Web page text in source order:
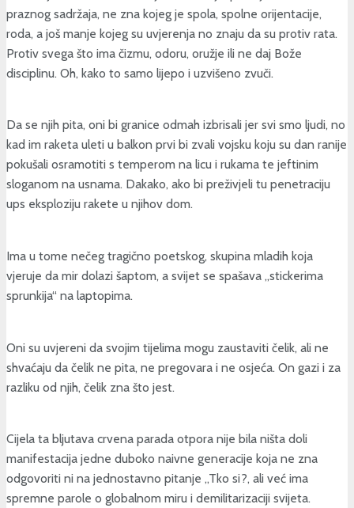
praznog sadržaja, ne zna kojeg je spola, spolne orijentacije,
roda, a još manje kojeg su uvjerenja no znaju da su protiv rata.
Protiv svega što ima čizmu, odoru, oružje ili ne daj Bože
disciplinu. Oh, kako to samo lijepo i uzvišeno zvuči.
Da se njih pita, oni bi granice odmah izbrisali jer svi smo ljudi, no
kad im raketa uleti u balkon prvi bi zvali vojsku koju su dan ranije
pokušali osramotiti s temperom na licu i rukama te jeftinim
sloganom na usnama. Dakako, ako bi preživjeli tu penetraciju
ups eksploziju rakete u njihov dom.
Ima u tome nečeg tragično poetskog, skupina mladih koja
vjeruje da mir dolazi šaptom, a svijet se spašava „stickerima
sprunkija“ na laptopima.
Oni su uvjereni da svojim tijelima mogu zaustaviti čelik, ali ne
shvaćaju da čelik ne pita, ne pregovara i ne osjeća. On gazi i za
razliku od njih, čelik zna što jest.
Cijela ta bljutava crvena parada otpora nije bila ništa doli
manifestacija jedne duboko naivne generacije koja ne zna
odgovoriti ni na jednostavno pitanje „Tko si?, ali već ima
spremne parole o globalnom miru i demilitarizaciji svijeta.